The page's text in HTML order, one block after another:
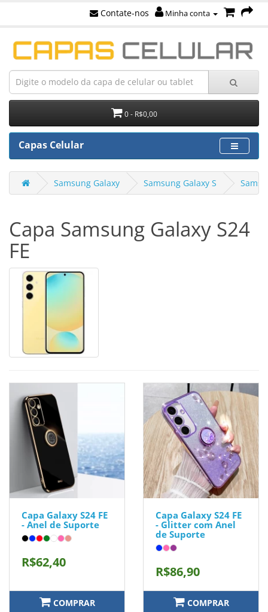
Contate-nos Minha conta
0 - R$0,00
Capas Celular
Samsung Galaxy Samsung Galaxy S
Capa Samsung Galaxy S24
FE
Capa Galaxy S24 FE
- Anel de Suporte
R$62,40
COMPRAR
Capa Galaxy S24 FE
- Glitter com Anel
de Suporte
R$86,90
COMPRAR